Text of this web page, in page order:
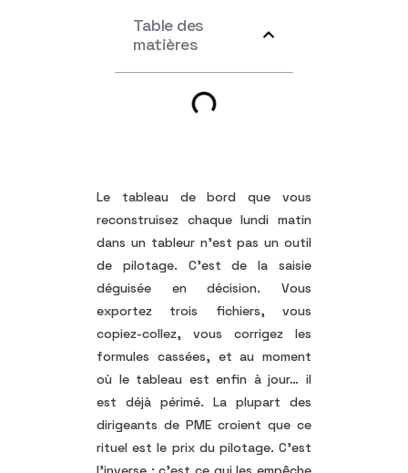
Table des
matières
Le tableau de bord que vous
reconstruisez chaque lundi matin
dans un tableur n’est pas un outil
de pilotage. C’est de la saisie
déguisée en décision. Vous
exportez trois fichiers, vous
copiez-collez, vous corrigez les
formules cassées, et au moment
où le tableau est enfin à jour… il
est déjà périmé. La plupart des
dirigeants de PME croient que ce
rituel est le prix du pilotage. C’est